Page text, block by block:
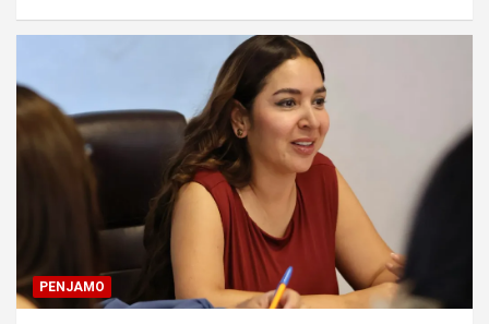
PENJAMO